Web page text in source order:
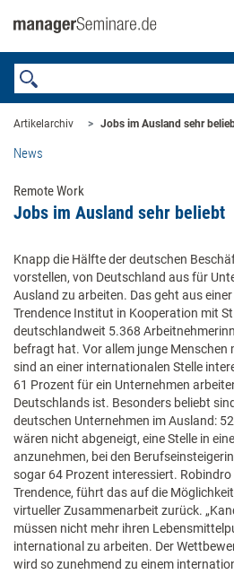
Artikelarchiv Jobs im Ausland sehr
News
Remote Work
Jobs im Ausland sehr beliebt
Knapp die Hälfte der deutschen
vorstellen, von Deutschland aus für
Ausland zu arbeiten. Das geht aus
Trendence Institut in Kooperation mit
deutschlandweit 5.368
befragt hat. Vor allem junge
sind an einer internationalen Stelle
61 Prozent für ein Unternehmen
Deutschlands ist. Besonders beliebt
deutschen Unternehmen im Ausland:
wären nicht abgeneigt, eine Stelle in
anzunehmen, bei den
sogar 64 Prozent interessiert.
Trendence, führt das auf die
virtueller Zusammenarbeit zurück.
müssen nicht mehr ihren
international zu arbeiten. Der
wird so zunehmend zu einem